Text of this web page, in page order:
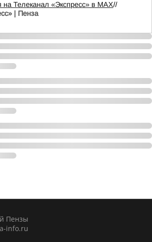
Телеканал «Экспресс» в MAX//
| Пенза
Пензы
info.ru